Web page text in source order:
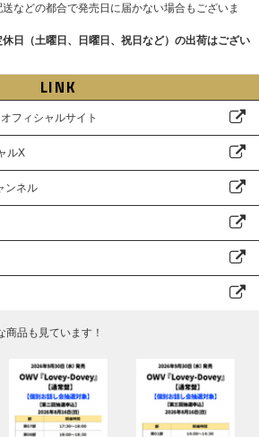
などの都合で発売日に届かない場合もございま
休日（土曜日、日曜日、祝日など）の出荷はござい
LINK
フィシャルサイト
ルX
ンネル
商品も見ています！